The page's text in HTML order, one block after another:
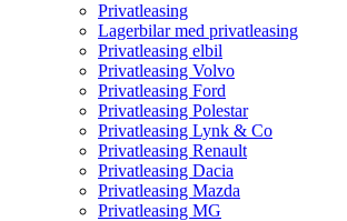
Privatleasing
Lagerbilar med privatleasing
Privatleasing elbil
Privatleasing Volvo
Privatleasing Ford
Privatleasing Polestar
Privatleasing Lynk & Co
Privatleasing Renault
Privatleasing Dacia
Privatleasing Mazda
Privatleasing MG